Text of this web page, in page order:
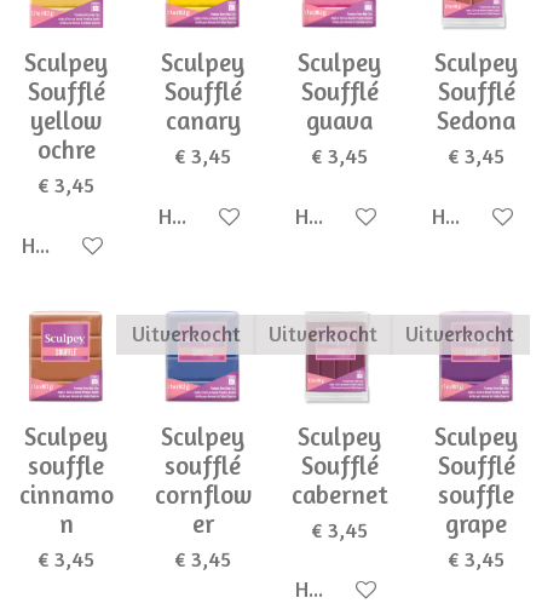
Sculpey
Soufflé
yellow
ochre
€ 3,45
Houd mij op de hoogte
Sculpey
Soufflé
canary
€ 3,45
Houd mij op de hoogte
Sculpey
Soufflé
guava
€ 3,45
Houd mij op de hoogte
Sculpey
Soufflé
Sedona
€ 3,45
Houd mij
Sculpey
souffle
cinnamo
n
€ 3,45
Uitverkocht
Sculpey
soufflé
cornflow
er
€ 3,45
Uitverkocht
Sculpey
Soufflé
cabernet
€ 3,45
Houd mij op de hoogte
Uitverkocht
Sculpey
Soufflé
souffle
grape
€ 3,45